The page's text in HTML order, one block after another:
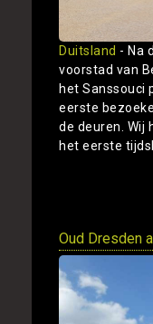
Duitsland - Na
voorstad van
het Sanssouci
eerste
de deuren. Wij
het eerste
Oud Dresden